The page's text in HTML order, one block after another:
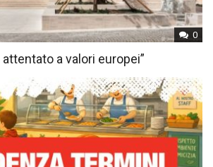
0
a valori europei”